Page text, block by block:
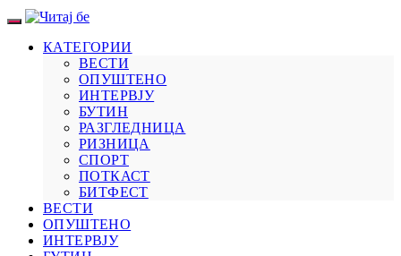
КАТЕГОРИИ
ВЕСТИ
ОПУШТЕНО
ИНТЕРВЈУ
БУТИН
РАЗГЛЕДНИЦА
РИЗНИЦА
СПОРТ
ПОТКАСТ
БИТФЕСТ
ВЕСТИ
ОПУШТЕНО
ИНТЕРВЈУ